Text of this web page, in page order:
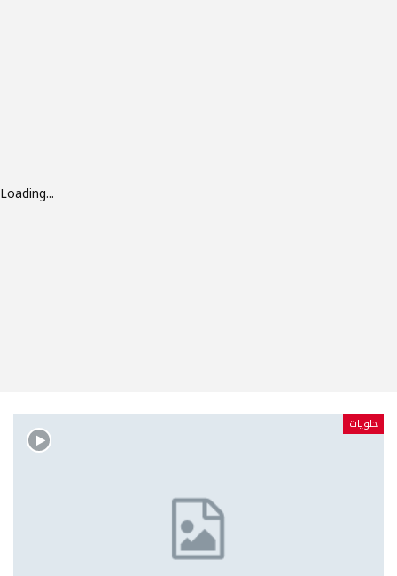
Loading...
حلويات